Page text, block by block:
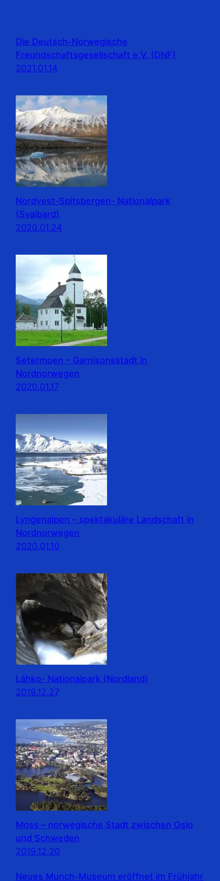
Die Deutsch-Norwegische
Freundschaftsgesellschaft e.V. (DNF)
2021.01.14
Nordvest-Spitsbergen- Nationalpark
(Svalbard)
2020.01.24
Setermoen – Garnisonsstadt in
Nordnorwegen
2020.01.17
Lyngenalpen – spektakuläre Landschaft in
Nordnorwegen
2020.01.10
Láhko- Nationalpark (Nordland)
2019.12.27
Moss – norwegische Stadt zwischen Oslo
und Schweden
2019.12.20
Neues Munch-Museum eröffnet im Frühjahr